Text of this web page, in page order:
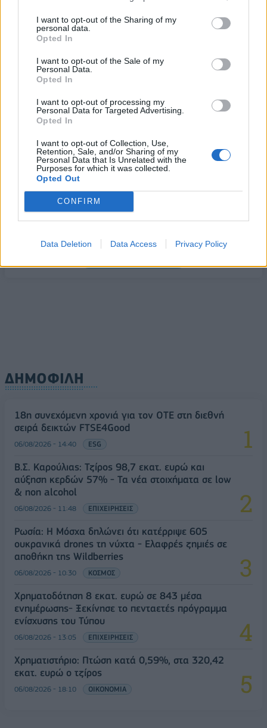
I want to opt-out of the Sharing of my
personal data.
Opted In
I want to opt-out of the Sale of my
Personal Data.
Opted In
I want to opt-out of processing my
Personal Data for Targeted Advertising.
Opted In
I want to opt-out of Collection, Use,
Retention, Sale, and/or Sharing of my
Personal Data that Is Unrelated with the
Purposes for which it was collected.
Opted Out
CONFIRM
Data Deletion Data Access Privacy Policy
Υψηλός κίνδυνος πυρκαγιάς σήμερα σε Αττική,
Κρήτη, Πελοπόννησο, Εύβοια και νησιά του Αιγαίου
07/08/2026 - 08:30 ΕΛΛΑΔΑ
Άνοδος του πετρελαίου μετά τις απειλές του Ιράν
07/08/2026 - 08:13 ΚΟΣΜΟΣ
εκατ. ευρώ ο τζίρος
06/08/2026 - 18:10 ΟΙΚΟΝΟΜΙΑ
ΟΠΕΚΑ: Αύριο η δεύτερη πληρωμή των δικαιούχων
του Λογαριασμού Αγροτικής Εστίας
06/08/2026 - 17:40 ΟΙΚΟΝΟΜΙΑ
ΔΗΜΟΦΙΛΗ
18η συνεχόμενη χρονιά για τον ΟΤΕ στη διεθνή
σειρά δεικτών FTSE4Good
06/08/2026 - 14:40 ESG
Β.Σ. Καρούλιας: Τζίρος 98,7 εκατ. ευρώ και
αύξηση κερδών 57% - Τα νέα στοιχήματα σε low
& non alcohol
06/08/2026 - 11:48 ΕΠΙΧΕΙΡΗΣΕΙΣ
Ρωσία: Η Μόσχα δηλώνει ότι κατέρριψε 605
ουκρανικά drones τη νύχτα - Ελαφρές ζημιές σε
αποθήκη της Wildberries
06/08/2026 - 10:30 ΚΟΣΜΟΣ
Χρηματοδότηση 8 εκατ. ευρώ σε 843 μέσα
ενημέρωσης- Ξεκίνησε το πενταετές πρόγραμμα
ενίσχυσης του Τύπου
06/08/2026 - 13:05 ΕΠΙΧΕΙΡΗΣΕΙΣ
Χρηματιστήριο: Πτώση κατά 0,59%, στα 320,42
εκατ. ευρώ ο τζίρος
06/08/2026 - 18:10 ΟΙΚΟΝΟΜΙΑ